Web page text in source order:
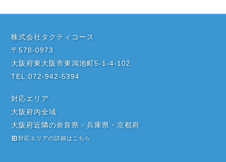
株式会社タクティコース
〒578-0973
大阪府東大阪市東鴻池町5-1-4-102
TEL:072-942-5394
対応エリア
大阪府内全域
大阪府近隣の奈良県・兵庫県・京都府
対応エリアの詳細はこちら